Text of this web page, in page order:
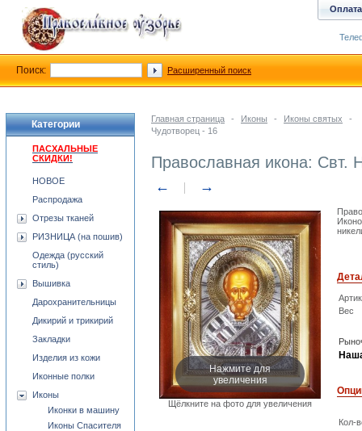
Главная страница - Иконы - Иконы святых
-
Чудотворец - 16
Православная икона: Свт.
← →
Нажмите для
увеличения
Щёлкните на фото для увеличения
Вес
Кол-
Категории
ПАСХАЛЬНЫЕ
СКИДКИ!
НОВОЕ
Распродажа
Отрезы тканей
РИЗНИЦА (на пошив)
Одежда (русский
стиль)
Вышивка
Дарохранительницы
Дикирий и трикирий
Закладки
Изделия из кожи
Иконные полки
Иконы
Иконки в машину
Иконы Спасителя
Оплата
Поиск: Расширенный поиск